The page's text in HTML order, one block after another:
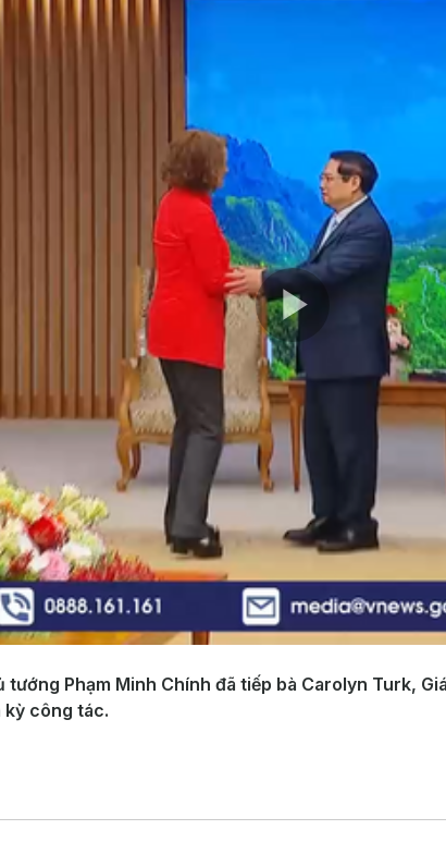
Play
Video
Phạm Minh Chính đã tiếp bà Carolyn Turk,
kỳ công tác.